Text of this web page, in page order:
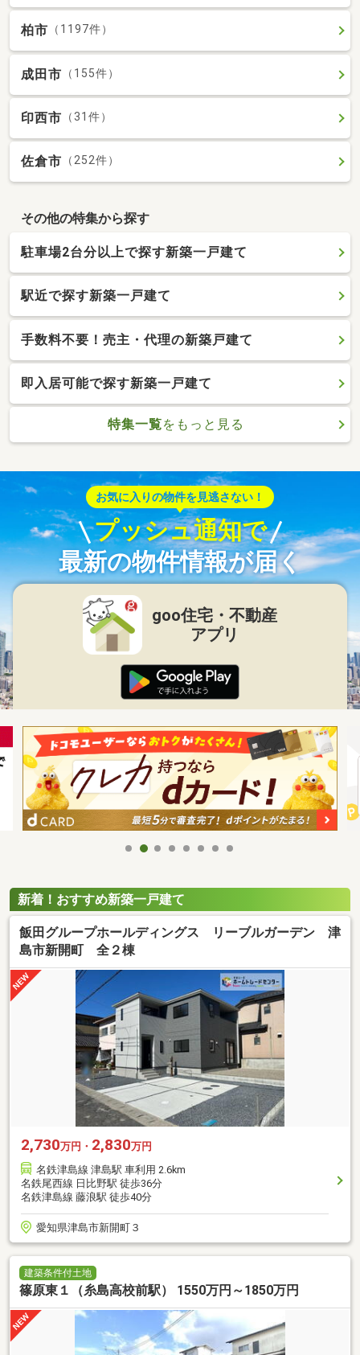
柏市 （1197件）
成田市 （155件）
印西市 （31件）
佐倉市 （252件）
その他の特集から探す
駐車場2台分以上で探す新築一戸建て
駅近で探す新築一戸建て
手数料不要！売主・代理の新築戸建て
即入居可能で探す新築一戸建て
特集一覧をもっと見る
お気に入りの物件を見逃さない！
プッシュ通知で
最新の物件情報が届く
goo住宅・不動産
アプリ
新着！おすすめ新築一戸建て
飯田グループホールディングス リーブルガーデン 津
島市新開町 全２棟
2,730万円・ 2,830万円
名鉄津島線 津島駅 車利用 2.6km
名鉄尾西線 日比野駅 徒歩36分
名鉄津島線 藤浪駅 徒歩40分
愛知県津島市新開町３
建築条件付土地
篠原東１（糸島高校前駅） 1550万円～1850万円